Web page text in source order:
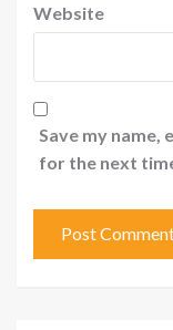
Website
Save my name,
for the next